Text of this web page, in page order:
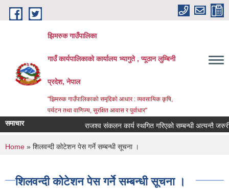
Skip to main content
झिमरुक गाउँपालिका
गाउँ कार्यपालिकाको कार्यालय भ्यागुते , प्यूठान लुम्बिनी
प्रदेश, नेपाल
"झिमरुक गाउँपालिकाको समृद्दिको आधार : व्यवसायिक कृषि,
पर्यटन तथा वाणिज्य, सुरक्षित आवास र पुर्वाधार"
समाचार राजश्व संकलन कार्य स्थगित गरिएको सम्बन्धी अत्यन्तै जरुरी
You are here
Home » शिलवन्दी कोटेशन पेस गर्ने सम्बन्धी सूचना ।
शिलवन्दी कोटेशन पेस गर्ने सम्बन्धी सूचना ।